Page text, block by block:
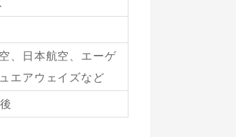
、日本航空、エーゲ
エアウェイズなど